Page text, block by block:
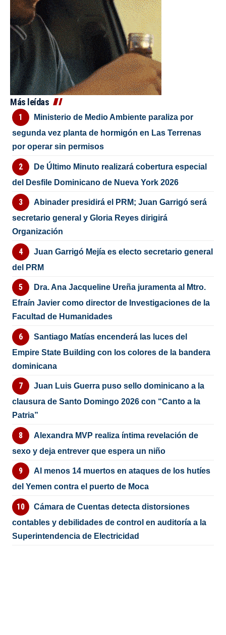
Más leídas
Ministerio de Medio Ambiente paraliza por
segunda vez planta de hormigón en Las Terrenas
por operar sin permisos
De Último Minuto realizará cobertura especial
del Desfile Dominicano de Nueva York 2026
Abinader presidirá el PRM; Juan Garrigó será
secretario general y Gloria Reyes dirigirá
Organización
Juan Garrigó Mejía es electo secretario general
del PRM
Dra. Ana Jacqueline Ureña juramenta al Mtro.
Efraín Javier como director de Investigaciones de la
Facultad de Humanidades
Santiago Matías encenderá las luces del
Empire State Building con los colores de la bandera
dominicana
Juan Luis Guerra puso sello dominicano a la
clausura de Santo Domingo 2026 con “Canto a la
Patria”
Alexandra MVP realiza íntima revelación de
sexo y deja entrever que espera un niño
Al menos 14 muertos en ataques de los hutíes
del Yemen contra el puerto de Moca
Cámara de Cuentas detecta distorsiones
contables y debilidades de control en auditoría a la
Superintendencia de Electricidad